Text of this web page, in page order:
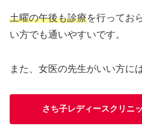
土曜の午後も診療を行ってお
い方でも通いやすいです。
また、女医の先生がいい方に
さち子レディースクリニ